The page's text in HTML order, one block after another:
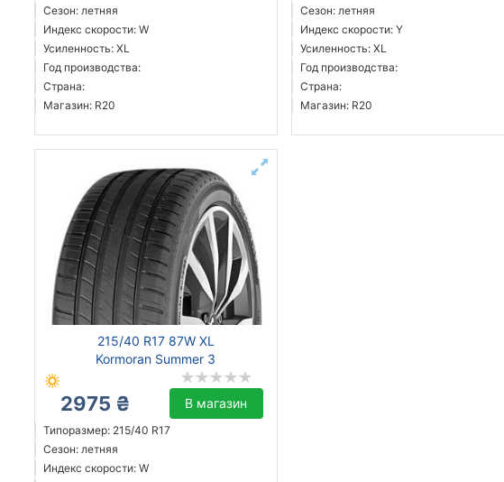
Сезон: летняя
Индекс скорости: W
Усиленность: XL
Год производства:
Страна:
Магазин: R20
Сезон: летняя
Индекс скорости: Y
Усиленность: XL
Год производства:
Страна:
Магазин: R20
215/40 R17 87W XL
Kormoran Summer 3
2975 ₴ В магазин
Типоразмер: 215/40 R17
Сезон: летняя
Индекс скорости: W